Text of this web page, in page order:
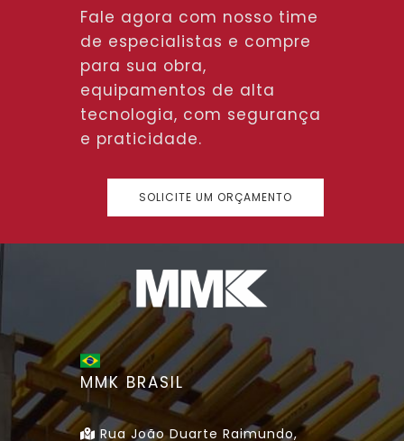
Fale agora com nosso time
de especialistas e compre
para sua obra,
equipamentos de alta
tecnologia, com segurança
e praticidade.
SOLICITE UM ORÇAMENTO
MMK BRASIL
Rua João Duarte Raimundo,